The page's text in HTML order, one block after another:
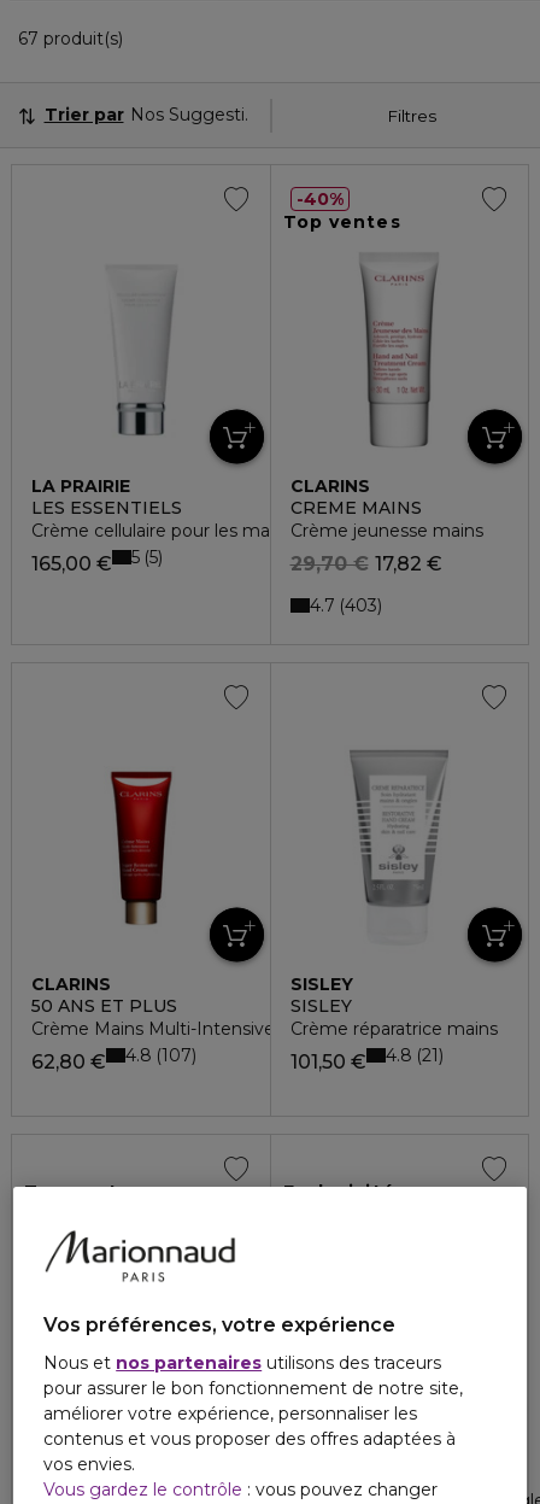
67 produit(s)
Filtres
Trier par Nos Suggestions
LA PRAIRIE
LES ESSENTIELS
Crème cellulaire pour les mains
165,00 € 5 5
Top ventes
CLARINS
CREME MAINS
Crème jeunesse mains
17,82 €
29,70 €
4.7 403
40%
CLARINS
50 ANS ET PLUS
Crème Mains Multi-Intensive
62,80 € 4.8 107
SISLEY
SISLEY
Crème réparatrice mains
101,50 € 4.8 21
Top ventes
QIRINESS
BODY QOCOON
Exclusivité
PURE WHITE
Vos préférences, votre expérience
Nous et nos partenaires utilisons des traceurs
pour assurer le bon fonctionnement de notre site,
améliorer votre expérience, personnaliser les
contenus et vous proposer des offres adaptées à
vos envies.
Vous gardez le contrôle : vous pouvez changer